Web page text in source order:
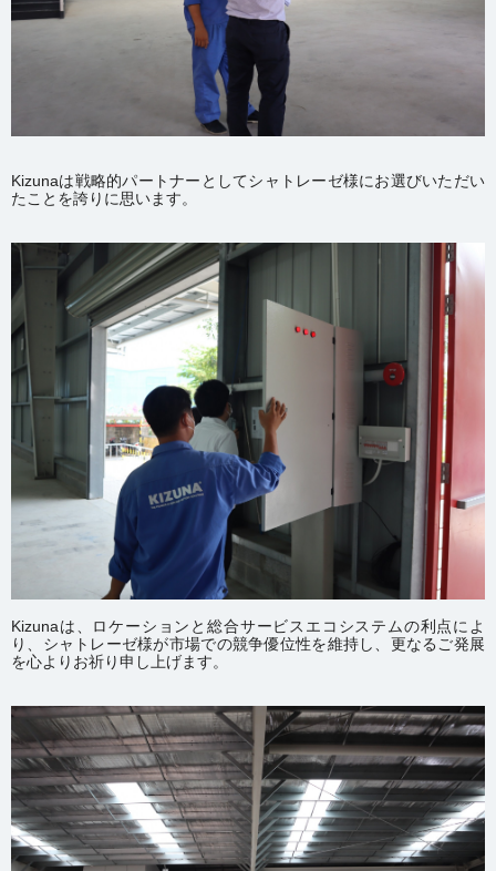
Kizunaは戦略的パートナーとしてシャトレーゼ様にお選びいただい
たことを誇りに思います。
Kizunaは、ロケーションと総合サービスエコシステムの利点によ
り、シャトレーゼ様が市場での競争優位性を維持し、更なるご発展
を心よりお祈り申し上げます。